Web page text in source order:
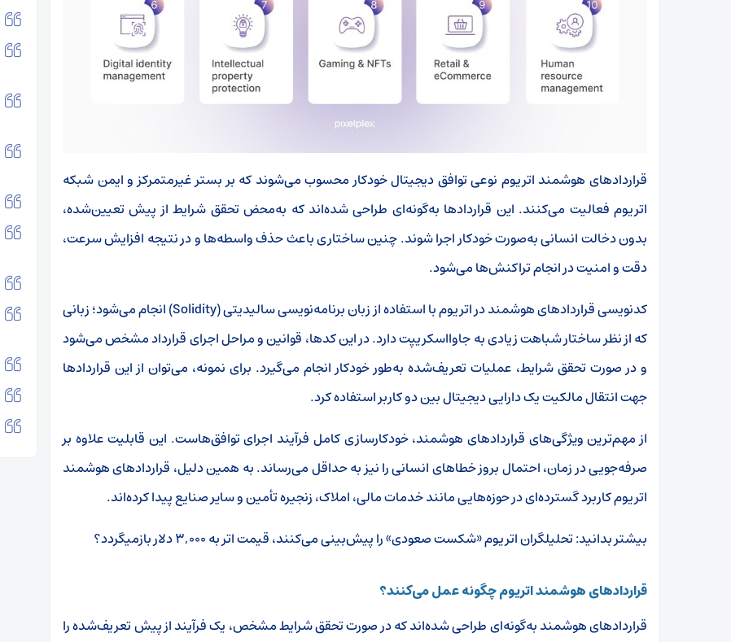
قراردادهای هوشمند اتریوم نوعی توافق دیجیتال خودکار محسوب می‌شوند که بر بستر غیرمتمرکز و ایمن شبکه
اتریوم فعالیت می‌کنند. این قراردادها به‌گونه‌ای طراحی شده‌اند که به‌محض تحقق شرایط از پیش تعیین‌شده،
بدون دخالت انسانی به‌صورت خودکار اجرا شوند. چنین ساختاری باعث حذف واسطه‌ها و در نتیجه افزایش سرعت،
دقت و امنیت در انجام تراکنش‌ها می‌شود.
کدنویسی قراردادهای هوشمند در اتریوم با استفاده از زبان برنامه‌نویسی سالیدیتی(Solidity)انجام می‌شود؛ زبانی
که از نظر ساختار شباهت زیادی به جاوااسکریپت دارد. در این کدها، قوانین و مراحل اجرای قرارداد مشخص می‌شود
و در صورت تحقق شرایط، عملیات تعریف‌شده به‌طور خودکار انجام می‌گیرد. برای نمونه، می‌توان از این قراردادها
جهت انتقال مالکیت یک دارایی دیجیتال بین دو کاربر استفاده کرد.
از مهم‌ترین ویژگی‌های قراردادهای هوشمند، خودکارسازی کامل فرآیند اجرای توافق‌هاست. این قابلیت علاوه بر
صرفه‌جویی در زمان، احتمال بروز خطاهای انسانی را نیز به حداقل می‌رساند. به همین دلیل، قراردادهای هوشمند
اتریوم کاربرد گسترده‌ای در حوزه‌هایی مانند خدمات مالی، املاک، زنجیره تأمین و سایر صنایع پیدا کرده‌اند.
بیشتر بدانید:تحلیلگران اتریوم «شکست صعودی» را پیش‌بینی می‌کنند، قیمت اتر به ۳,۰۰۰ دلار بازمیگردد؟
قراردادهای هوشمند اتریوم چگونه عمل می‌کنند؟
قراردادهای هوشمند به‌گونه‌ای طراحی شده‌اند که در صورت تحقق شرایط مشخص، یک فرآیند از پیش تعریف‌شده را